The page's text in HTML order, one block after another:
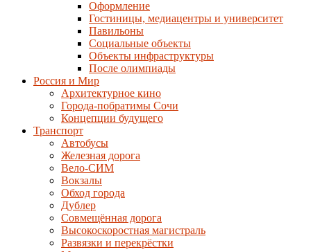
Оформление
Гостиницы, медиацентры и университет
Павильоны
Социальные объекты
Объекты инфраструктуры
После олимпиады
Россия и Мир
Архитектурное кино
Города-побратимы Сочи
Концепции будущего
Транспорт
Автобусы
Железная дорога
Вело-СИМ
Вокзалы
Обход города
Дублер
Совмещённая дорога
Высокоскоростная магистраль
Развязки и перекрёстки